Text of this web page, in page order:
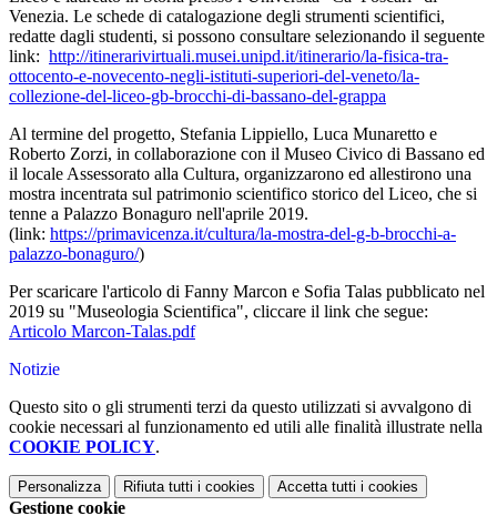
Venezia. Le schede di catalogazione degli strumenti scientifici,
redatte dagli studenti, si possono consultare selezionando il seguente
link: http://itinerarivirtuali.musei.unipd.it/itinerario/la-fisica-tra-
ottocento-e-novecento-negli-istituti-superiori-del-veneto/la-
collezione-del-liceo-gb-brocchi-di-bassano-del-grappa
Al termine del progetto, Stefania Lippiello, Luca Munaretto e
Roberto Zorzi, in collaborazione con il Museo Civico di Bassano ed
il locale Assessorato alla Cultura, organizzarono ed allestirono una
mostra incentrata sul patrimonio scientifico storico del Liceo, che si
tenne a Palazzo Bonaguro nell'aprile 2019.
(link: https://primavicenza.it/cultura/la-mostra-del-g-b-brocchi-a-
palazzo-bonaguro/)
Per scaricare l'articolo di Fanny Marcon e Sofia Talas pubblicato nel
2019 su "Museologia Scientifica", cliccare il link che segue:
Articolo Marcon-Talas.pdf
Notizie
Questo sito o gli strumenti terzi da questo utilizzati si avvalgono di
cookie necessari al funzionamento ed utili alle finalità illustrate nella
COOKIE POLICY.
Personalizza Rifiuta tutti i cookies Accetta tutti i cookies
Gestione cookie